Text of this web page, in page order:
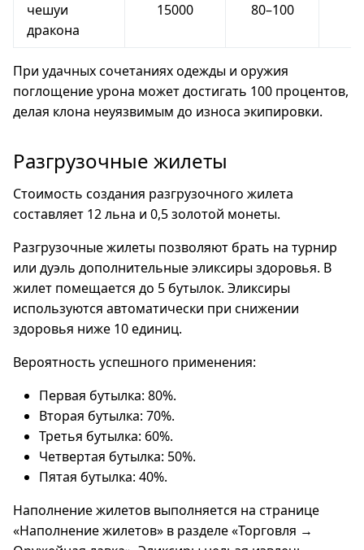
чешуи
дракона
15000 80–100
При удачных сочетаниях одежды и оружия
поглощение урона может достигать 100 процентов,
делая клона неуязвимым до износа экипировки.
Разгрузочные жилеты
Стоимость создания разгрузочного жилета
составляет 12 льна и 0,5 золотой монеты.
Разгрузочные жилеты позволяют брать на турнир
или дуэль дополнительные эликсиры здоровья. В
жилет помещается до 5 бутылок. Эликсиры
используются автоматически при снижении
здоровья ниже 10 единиц.
Вероятность успешного применения:
Первая бутылка: 80%.
Вторая бутылка: 70%.
Третья бутылка: 60%.
Четвертая бутылка: 50%.
Пятая бутылка: 40%.
Наполнение жилетов выполняется на странице
«Наполнение жилетов» в разделе «Торговля →